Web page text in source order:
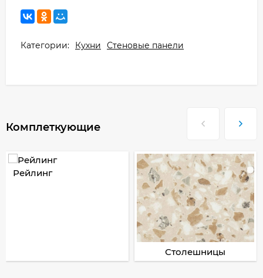
Категории: Кухни Стеновые панели
Комплеткующие
Рейлинг
Столешницы